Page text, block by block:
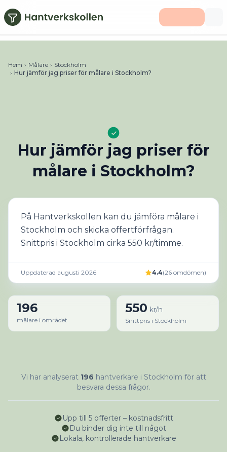
Hoppa till huvudinnehåll
Hem › Målare › Stockholm
› Hur jämför jag priser för målare i Stockholm?
Hur jämför jag priser för
målare i Stockholm?
På Hantverkskollen kan du jämföra målare i
Stockholm och skicka offertförfrågan.
Snittpris i Stockholm cirka 550 kr/timme.
Uppdaterad augusti 2026 4.4(26 omdömen)
196
målare i området
550 kr/h
Snittpris i Stockholm
Vi har analyserat 196 hantverkare i Stockholm för att
besvara dessa frågor.
Upp till 5 offerter – kostnadsfritt
Du binder dig inte till något
Lokala, kontrollerade hantverkare